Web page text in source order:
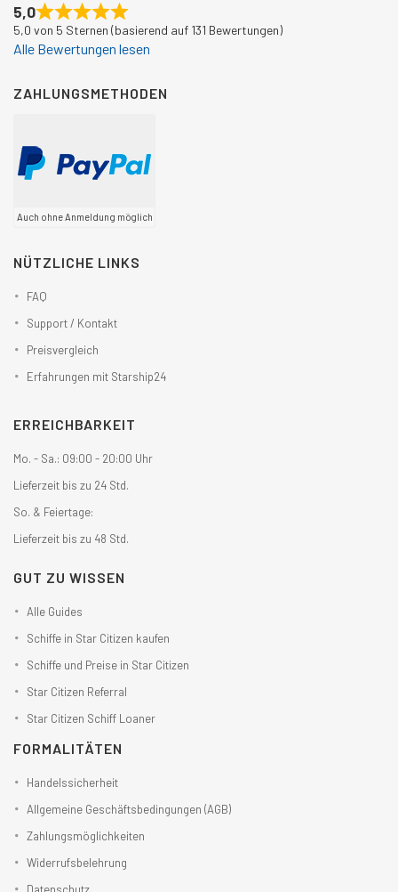
5,0
5,0 von 5 Sternen (basierend auf 131 Bewertungen)
Alle Bewertungen lesen
ZAHLUNGSMETHODEN
Auch ohne Anmeldung möglich
NÜTZLICHE LINKS
FAQ
Support / Kontakt
Preisvergleich
Erfahrungen mit Starship24
ERREICHBARKEIT
Mo. - Sa.: 09:00 - 20:00 Uhr
Lieferzeit bis zu 24 Std.
So. & Feiertage:
Lieferzeit bis zu 48 Std.
GUT ZU WISSEN
Alle Guides
Schiffe in Star Citizen kaufen
Schiffe und Preise in Star Citizen
Star Citizen Referral
Star Citizen Schiff Loaner
FORMALITÄTEN
Handelssicherheit
Allgemeine Geschäftsbedingungen (AGB)
Zahlungsmöglichkeiten
Widerrufsbelehrung
Datenschutz